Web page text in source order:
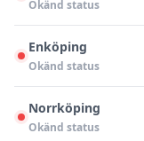
Okänd status
Enköping
Okänd status
Norrköping
Okänd status